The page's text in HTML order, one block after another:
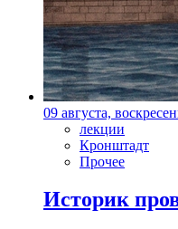
09 августа,
лекции
Кронштадт
Прочее
Историк